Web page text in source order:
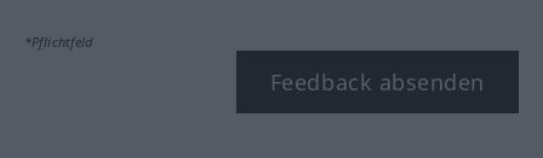
*Pflichtfeld
Feedback absenden